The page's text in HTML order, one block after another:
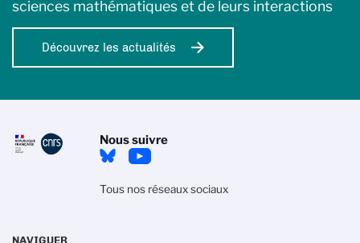
sciences mathématiques et de leurs interactions
Découvrez les actualités
Nous suivre
Tous nos réseaux sociaux
NAVIGUER